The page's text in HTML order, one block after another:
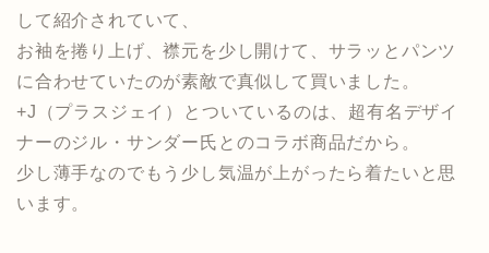
して紹介されていて、
お袖を捲り上げ、襟元を少し開けて、サラッとパンツ
に合わせていたのが素敵で真似して買いました。
+J（プラスジェイ）とついているのは、超有名デザイ
ナーのジル・サンダー氏とのコラボ商品だから。
少し薄手なのでもう少し気温が上がったら着たいと思
います。